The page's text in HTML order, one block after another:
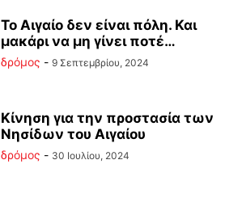
Το Αιγαίο δεν είναι πόλη. Και
μακάρι να μη γίνει ποτέ…
δρόμος - 9 Σεπτεμβρίου, 2024
Κίνηση για την προστασία των
Νησίδων του Αιγαίου
δρόμος - 30 Ιουλίου, 2024